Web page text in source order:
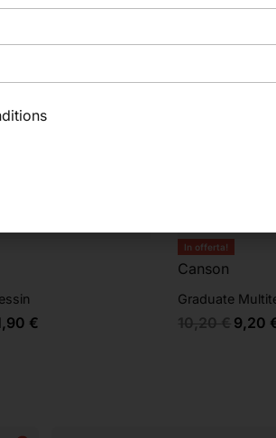
€
In offerta!
Canson
Graduate
10,20€ 9,20